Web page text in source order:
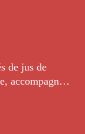
de jus de
accompagnés